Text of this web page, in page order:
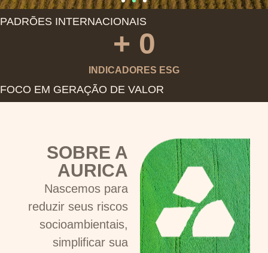
CULTIVAMOS
JUNTOS AS
OPORTUNIDADES
indicadores
COMECE AGORA
PADRÕES INTERNACIONAIS
INDICADORES ESG
+ 0
FOCO EM GERAÇÃO DE VALOR
SOBRE A
AURICA
Nascemos para
reduzir seus riscos
socioambientais,
simplificar sua